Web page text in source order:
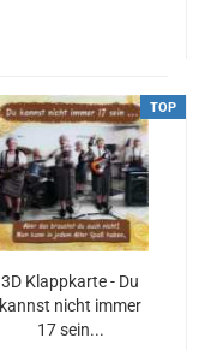
TOP
3D Klappkarte - Du
kannst nicht immer
17 sein...